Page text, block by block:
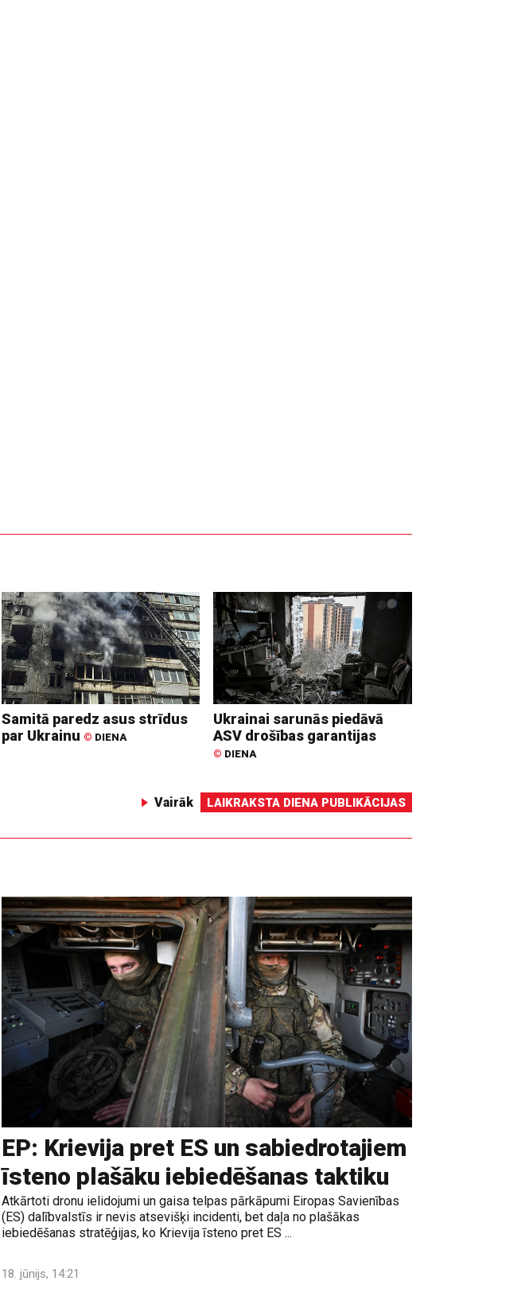
Samitā paredz asus strīdus
par Ukrainu © DIENA
Ukrainai sarunās piedāvā
ASV drošības garantijas
© DIENA
Vairāk LAIKRAKSTA DIENA PUBLIKĀCIJAS
EP: Krievija pret ES un sabiedrotajiem
īsteno plašāku iebiedēšanas taktiku
Atkārtoti dronu ielidojumi un gaisa telpas pārkāpumi Eiropas Savienības
(ES) dalībvalstīs ir nevis atsevišķi incidenti, bet daļa no plašākas
iebiedēšanas stratēģijas, ko Krievija īsteno pret ES ...
18. jūnijs, 14:21